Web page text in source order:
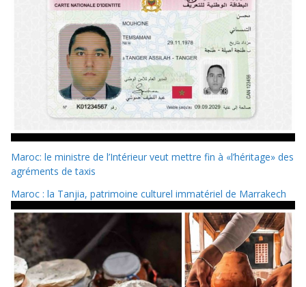
Maroc: le ministre de l’Intérieur veut mettre fin à «l’héritage» des
agréments de taxis
Maroc : la Tanjia, patrimoine culturel immatériel de Marrakech